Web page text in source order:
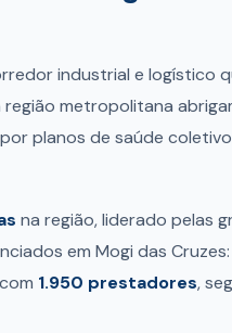
industrial e logístico
região metropolitana
planos de saúde
na região, liderado pelas
em Mogi das
1.950 prestadores,